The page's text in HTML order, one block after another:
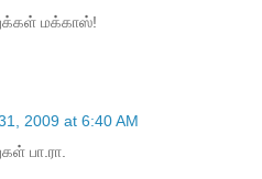
மக்காஸ்!
2009 at 6:40 AM
பா.ரா.